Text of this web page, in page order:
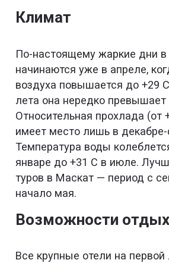
Климат
По-настоящему жаркие дни в
начинаются уже в апреле,
воздуха повышается до +29
лета она нередко превышает
Относительная прохлада (от
имеет место лишь в
Температура воды
январе до +31 С в июле.
туров в Маскат — период с
начало мая.
Возможности
Все крупные отели на первой